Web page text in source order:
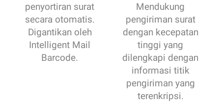
penyortiran surat
secara otomatis.
Digantikan oleh
Intelligent Mail
Barcode.
Mendukung
pengiriman surat
dengan kecepatan
tinggi yang
dilengkapi dengan
informasi titik
pengiriman yang
terenkripsi.